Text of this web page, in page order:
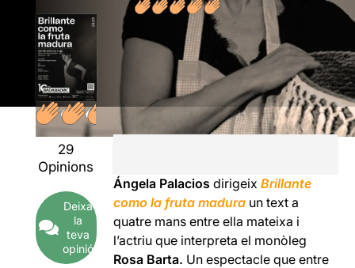
29
Opinions
Deixa
la
teva
opinió
Ángela PalaciosdirigeixBrillante
como la fruta madura un text a
quatre mans entre ella mateixa i
l’actriu que interpreta el monòleg
Rosa Barta. Un espectacle que entre